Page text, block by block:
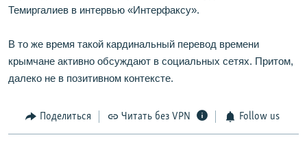
Темиргалиев в интервью «Интерфаксу».
В то же время такой кардинальный перевод времени
крымчане активно обсуждают в социальных сетях. Притом,
далеко не в позитивном контексте.
Поделиться Читать без VPN Follow us